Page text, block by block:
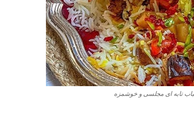
تابه ای مجلسی و خوشمزه